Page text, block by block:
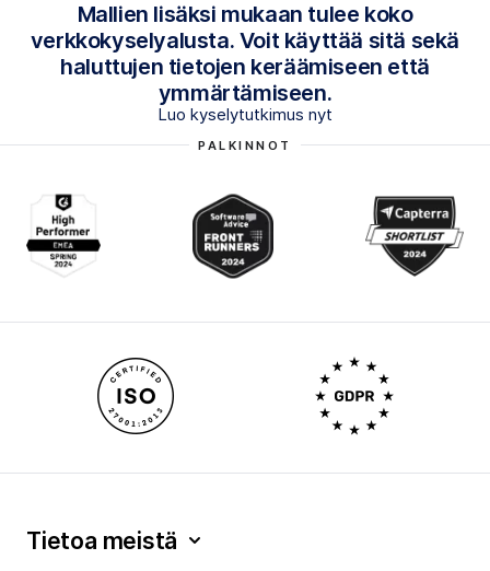
Mallien lisäksi mukaan tulee koko
verkkokyselyalusta. Voit käyttää sitä sekä
haluttujen tietojen keräämiseen että
ymmärtämiseen.
Luo kyselytutkimus nyt
PALKINNOT
Tietoa meistä